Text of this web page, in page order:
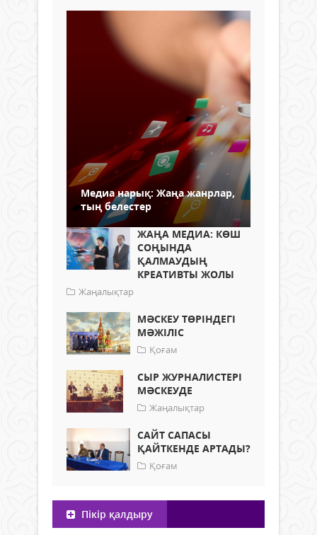
Медиа нарық: Жаңа жанрлар,
тың белестер
ЖАҢА МЕДИА: КӨШ
СОҢЫНДА
ҚАЛМАУДЫҢ
КРЕАТИВТЫ ЖОЛЫ
Жаңалықтар
МӘСКЕУ ТӨРІНДЕГІ
МӘЖІЛІС
Қоғам
СЫР ЖУРНАЛИСТЕРІ
МӘСКЕУДЕ
Жаңалықтар
САЙТ САПАСЫ
ҚАЙТКЕНДЕ АРТАДЫ?
Қоғам
Пікір қалдыру